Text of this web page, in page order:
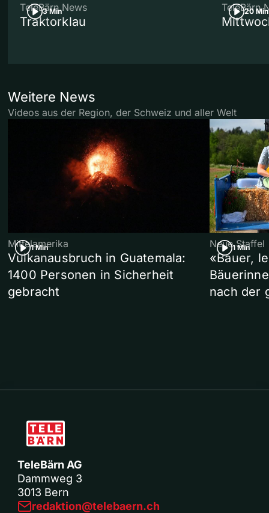
3 Min
TeleBärn News
Traktorklau
20 Min
TeleBärn
Weitere News
Videos aus der Region, der Schweiz und aller Welt
1 Min
Mittelamerika
Vulkanausbruch in Guatemala:
1400 Personen in Sicherheit
gebracht
1 Min
Neue Staffel
«Bauer,
nach der
TeleBärn AG
Dammweg 3
3013 Bern
redaktion@telebaern.ch